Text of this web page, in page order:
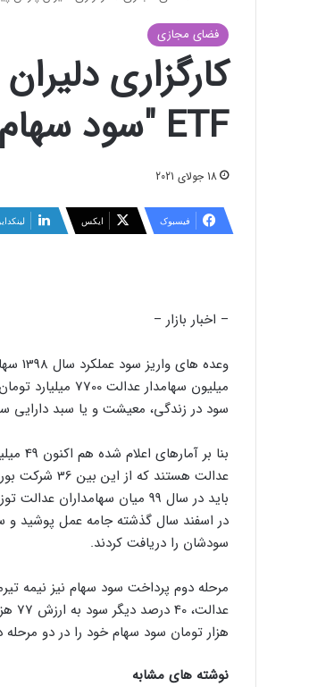
فضای مجازی
کارگزاری
ETF "سود سهام عدالت" راه اندازی شود
18 جولای 2021
فیسبوک ایکس
– اخبار بازار –
میلیون
سود در زندگی، معیشت و یا سبد دارایی
سودشان را دریافت کردند.
مرحله دوم پرداخت سود سهام نیز نیمه
هزار تومان سود سهام خود را در دو مرحله
نوشته های مشابه